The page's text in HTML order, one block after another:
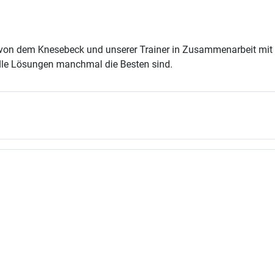
dem Knesebeck und unserer Trainer in Zusammenarbeit
Lösungen manchmal die Besten sind.